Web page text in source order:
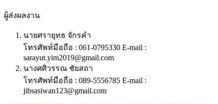
ผู้ส่งผลงาน
นายศรายุทธ จักรคำ
โทรศัพท์มือถือ : 061-0795330 E-mail :
sarayut.yim2019@gmail.com
นางศศิวรรณ ชัยสถา
โทรศัพท์มือถือ : 089-5556785 E-mail :
jibsasiwan123@gmail.com